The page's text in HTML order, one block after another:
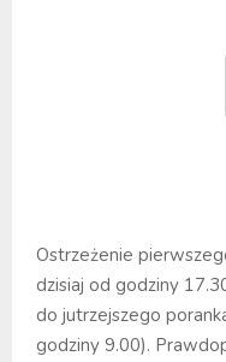
Ostrzeżenie
dzisiaj od godziny
do jutrzejszego
godziny 9.00).